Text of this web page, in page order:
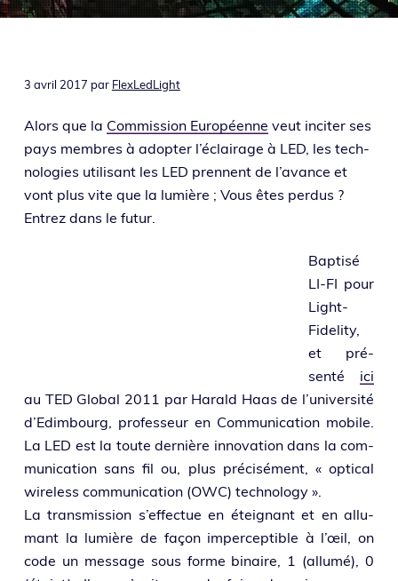
o
ie
3 avril 2017 par FlexLedLight
Alors que la Commission Européenne veut inci­ter ses
pays membres à adop­ter l’é­clai­rage à LED, les tech­
no­lo­gies uti­li­sant les LED prennent de l’a­vance et
vont plus vite que la lumière ; Vous êtes per­dus ?
Entrez dans le futur.
Baptisé
LI-FI pour
Light-
Fidelity,
et pré­
sen­té ici
au TED Global 2011 par Harald Haas de l’u­ni­ver­si­té
d’Edimbourg, pro­fes­seur en Communication mobile.
La LED est la toute der­nière inno­va­tion dans la com­
mu­ni­ca­tion sans fil ou, plus pré­ci­sé­ment, « opti­cal
wire­less com­mu­ni­ca­tion (OWC) technology ».
La trans­mis­sion s’effectue en étei­gnant et en allu­
mant la lumière de façon imper­cep­tible à l’œil, on
code un mes­sage sous forme binaire, 1 (allu­mé), 0